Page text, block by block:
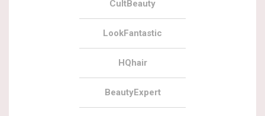
CultBeauty
LookFantastic
HQhair
BeautyExpert